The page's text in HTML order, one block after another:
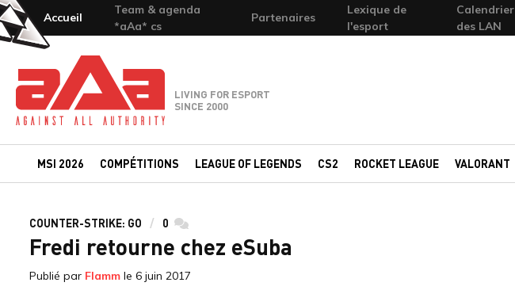
Accueil
Team & agenda
*aAa* cs
Partenaires
Lexique de
l'esport
Calendrier
des LAN
Team-aAa - against All authority
LIVING FOR ESPORT
SINCE 2000
MSI 2026 COMPÉTITIONS LEAGUE OF LEGENDS CS2 ROCKET LEAGUE VALORANT
COUNTER-STRIKE: GO 0 commentaires
Fredi retourne chez eSuba
Publié par Flamm le 6 juin 2017